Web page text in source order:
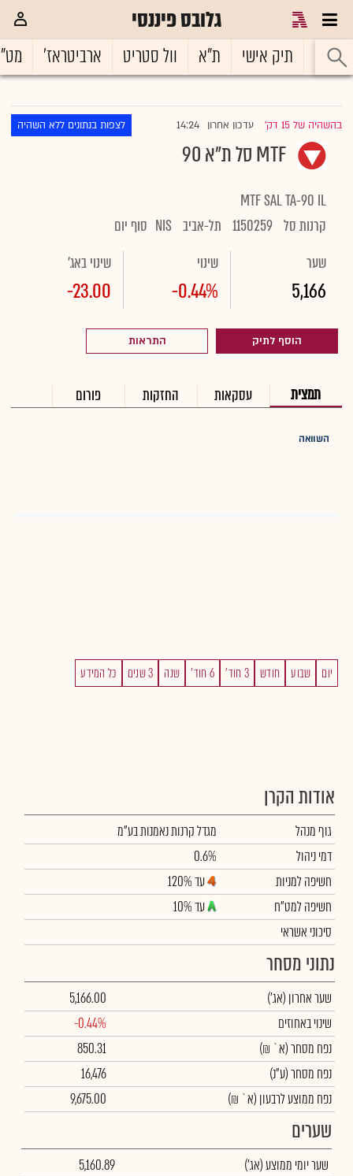
גלובס פיננסי
ראשי תיק אישי ת"א וול סטריט ארביטראז'
בהשהיה של 15 דק' |עדכון אחרון 14:24 לצפות בנתונים ללא השהיה
MTF סל‏ ת"א 90
MTF SAL TA-90 IL
קרנות סל 1150259 תל-אביב NIS סוף יום
שער
5,166
שינוי
-0.44%
שינוי באג'
-23.00
הוסף לתיק התראות
תמצית עסקאות החזקות פורום
השוואה
יום שבוע חודש 3 חוד' 6 חוד' שנה 3 שנים כל המידע
אודות הקרן
גוף מנהל
מגדל קרנות נאמנות בע"מ
דמי ניהול
0.6%
חשיפה למניות
עד 120%
חשיפה למט"ח
עד 10%
סיכוני אשראי
נתוני מסחר
שער אחרון (אג')
5,166.00
שינוי באחוזים
-0.44%
נפח מסחר(א` ₪)
850.31
נפח מסחר(ע"נ)
16,476
נפח ממוצע לרבעון (א` ₪)
9,675.00
שערים
שער יומי ממוצע(אג')
5,160.89